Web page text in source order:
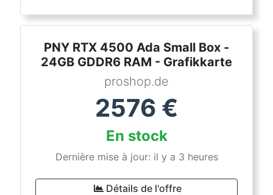
PNY RTX 4500 Ada Small Box -
24GB GDDR6 RAM - Grafikkarte
proshop.de
2576 €
En stock
Dernière mise à jour: il y a 3 heures
Détails de l'offre